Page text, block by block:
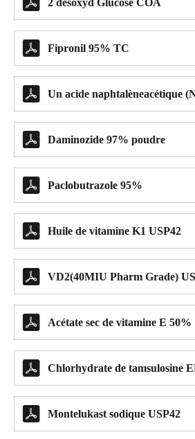
2 désoxyd Glucose COA
 Fipronil 95% TC
 Un acide naphtalèneacétique
 Daminozide 97% poudre
 Paclobutrazole 95%
 Huile de vitamine K1 USP42
 VD2(40MIU Pharm Grade)
 Acétate sec de vitamine E 50%
 Chlorhydrate de tamsulosine
 Montelukast sodique USP42